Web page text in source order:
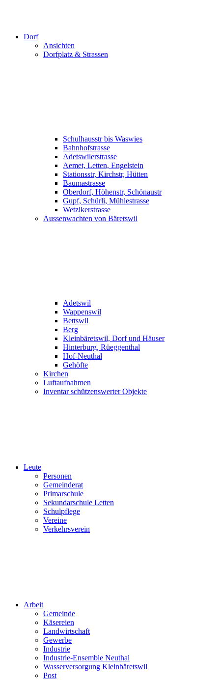
Dorf
Ansichten
Dorfplatz & Strassen
Schulhausstr bis Waswies
Bahnhofstrasse
Adetswilerstrasse
Aemet, Letten, Engelstein
Stationsstr, Kirchstr, Hütten
Baumastrasse
Oberdorf, Höhenstr, Schönaustr
Gupf, Schürli, Mühlestrasse
Wetzikerstrasse
Aussenwachten von Bäretswil
Adetswil
Wappenswil
Bettswil
Berg
Kleinbäretswil, Dorf und Häuser
Hinterburg, Rüeggenthal
Hof-Neuthal
Gehöfte
Kirchen
Luftaufnahmen
Inventar schützenswerter Objekte
Leute
Personen
Gemeinderat
Primarschule
Sekundarschule Letten
Schulpflege
Vereine
Verkehrsverein
Arbeit
Gemeinde
Käsereien
Landwirtschaft
Gewerbe
Industrie
Industrie-Ensemble Neuthal
Wasserversorgung Kleinbäretswil
Post